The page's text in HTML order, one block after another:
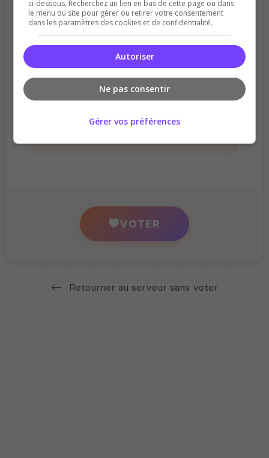
Récompenses possibles
Certains serveurs offrent des bonus aux
votants
En votant, vous acceptez de nous partager
vérification, conformément à notrepolitique de
VOTER
Retourner au serveur sans voter
ci-dessous. Recherchez un lien en bas de cette page ou dans
le menu du site pour gérer ou retirer votre consentement
dans les paramètres des cookies et de confidentialité.
Autoriser
Ne pas consentir
Gérer vos préférences